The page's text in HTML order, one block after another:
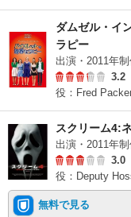
ダムゼル・イ
ラピー
出演・2011年
3.2
役：Fred
スクリーム4:
出演・2011年
3.0
役：Deputy
無料で見る